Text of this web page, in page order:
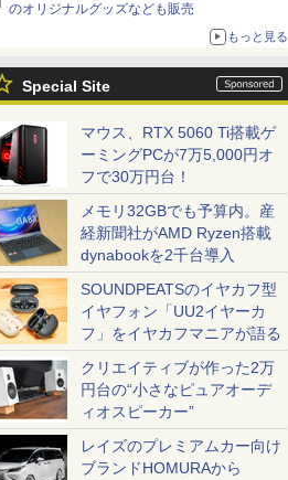
のオリジナルグッズなども販売
もっと見る
Special Site
マウス、RTX 5060 Ti搭載ゲ
ーミングPCが7万5,000円オ
フで30万円台！
メモリ32GBでも予算内。産
経新聞社がAMD Ryzen搭載
dynabookを2千台導入
SOUNDPEATSのイヤカフ型
イヤフォン「UU2イヤーカ
フ」をイヤカフマニアが語る
クリエイティブが作った2万
円台の“小さなピュアオーデ
ィオスピーカー”
レイズのプレミアムカー向け
ブランドHOMURAから